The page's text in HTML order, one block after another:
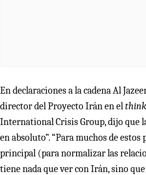
En declaraciones a la cadena Al
director del Proyecto Irán en el
International Crisis Group, dijo que
en absoluto”. “Para muchos de
principal (para normalizar las
tiene nada que ver con Irán, sino